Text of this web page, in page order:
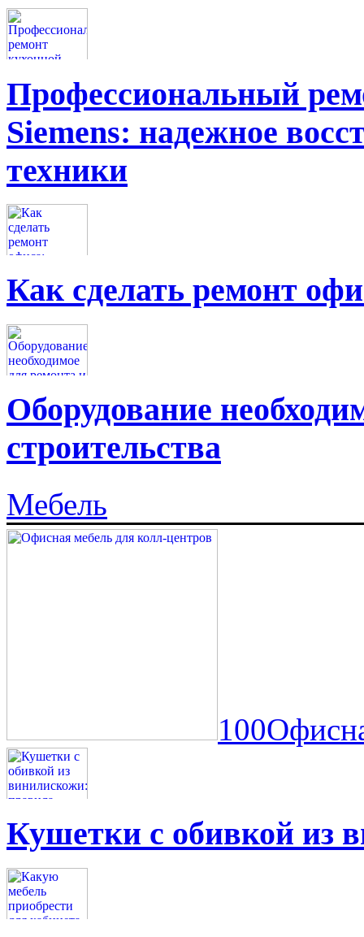
Профессиональный
Siemens: надежное
техники
Как сделать ремонт
Оборудование
строительства
Мебель
Кушетки с обивкой из